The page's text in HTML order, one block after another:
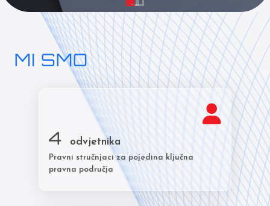
MI SMO
4 odvjetnika
Pravni stručnjaci za pojedina ključna
pravna područja